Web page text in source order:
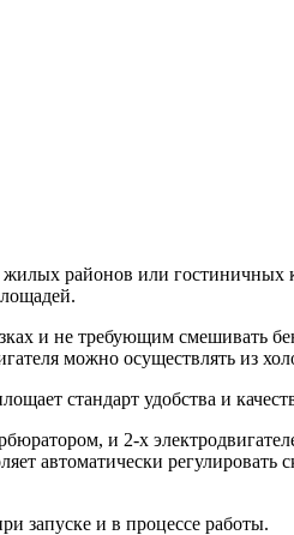
жилых районов или
и не требующим смешивать
можно осуществлять из
стандарт удобства и
и 2-х
автоматически регулировать
запуске и в процессе работы.